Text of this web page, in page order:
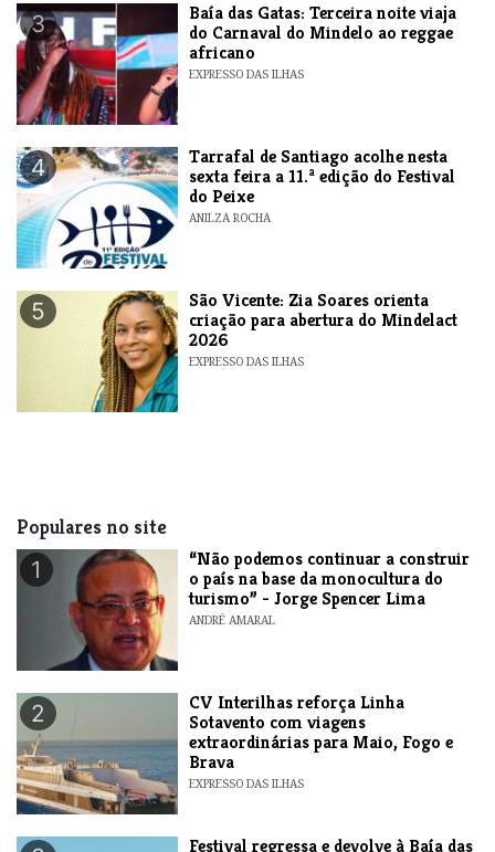
3
Baía das Gatas: Terceira noite viaja
do Carnaval do Mindelo ao reggae
africano
EXPRESSO DAS ILHAS
4
Tarrafal de Santiago acolhe nesta
sexta feira a 11.ª edição do Festival
do Peixe
ANILZA ROCHA
5
São Vicente: Zia Soares orienta
criação para abertura do Mindelact
2026
EXPRESSO DAS ILHAS
Populares no site
1
“Não podemos continuar a construir
o país na base da monocultura do
turismo” - Jorge Spencer Lima
ANDRÉ AMARAL
2
​CV Interilhas reforça Linha
Sotavento com viagens
extraordinárias para Maio, Fogo e
Brava
EXPRESSO DAS ILHAS
Festival regressa e devolve à Baía das